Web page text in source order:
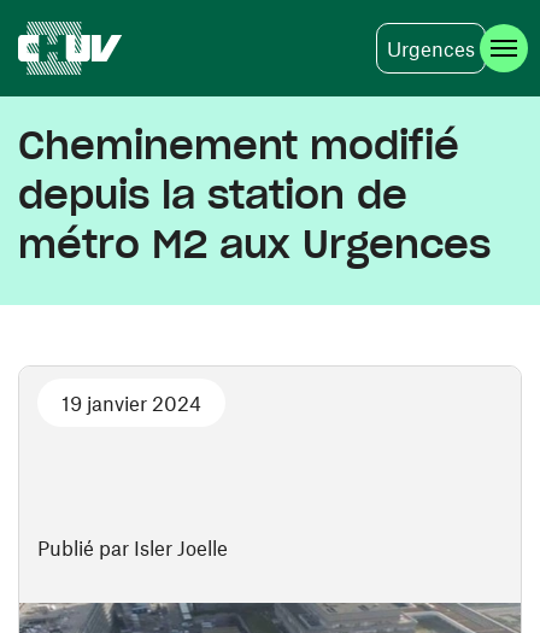
Urgences
Cheminement modifié
depuis la station de
métro M2 aux Urgences
Publié par Isler Joelle
19 janvier 2024